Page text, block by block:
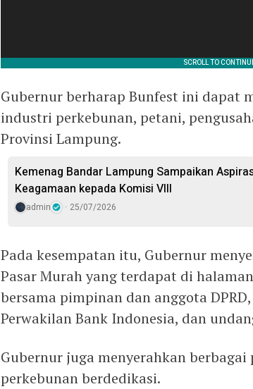
Gubernur berharap Bunfest ini dapat
industri perkebunan, petani,
Provinsi Lampung.
Kemenag Bandar Lampung Sampaikan
Keagamaan kepada Komisi VIII
admin 25/07/2026
Pada kesempatan itu, Gubernur
Pasar Murah yang terdapat di
bersama pimpinan dan anggota
Perwakilan Bank Indonesia, dan
Gubernur juga menyerahkan
perkebunan berdedikasi.